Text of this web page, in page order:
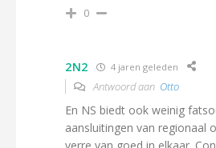
0
2N2 4 jaren geleden
Antwoord aan Otto
En NS biedt ook weinig
aansluitingen van regionaal